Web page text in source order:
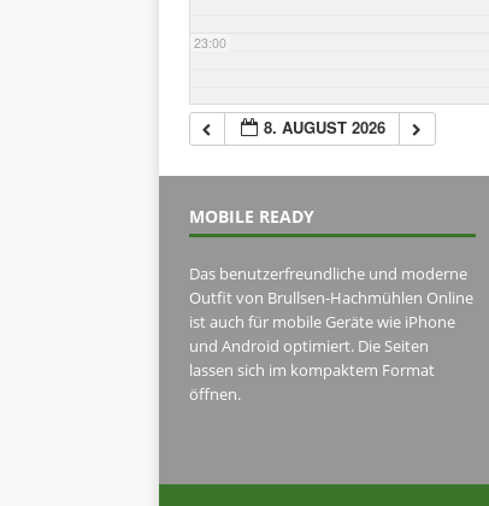
23:00
8. AUGUST 2026
MOBILE READY
Das benutzerfreundliche und moderne
Outfit von Brullsen-Hachmühlen Online
ist auch für mobile Geräte wie iPhone
und Android optimiert. Die Seiten
lassen sich im kompaktem Format
öffnen.